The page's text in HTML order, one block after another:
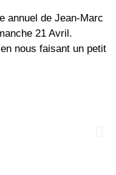
annuel de Jean-Marc
21 Avril.
nous faisant un petit